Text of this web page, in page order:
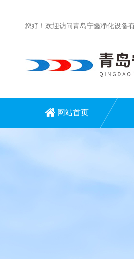
您好！欢迎访问青岛宁鑫净化设备
网站首页